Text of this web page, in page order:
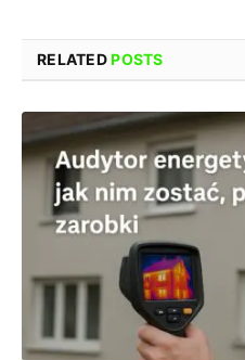
RELATEDPOSTS